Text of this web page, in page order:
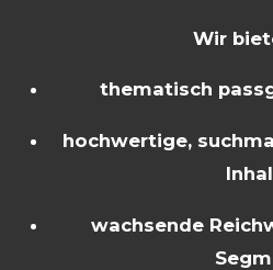
Wir
thematisch
hochwertige,
wachsende